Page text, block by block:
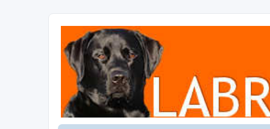
Labradorforum
Het gezelligste Labradorforum van Nederland en België!